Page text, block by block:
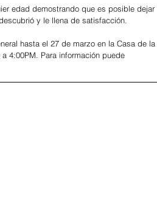
edad demostrando que es posible dejar
y le llena de satisfacción.
hasta el 27 de marzo en la Casa de la
4:00PM. Para información puede